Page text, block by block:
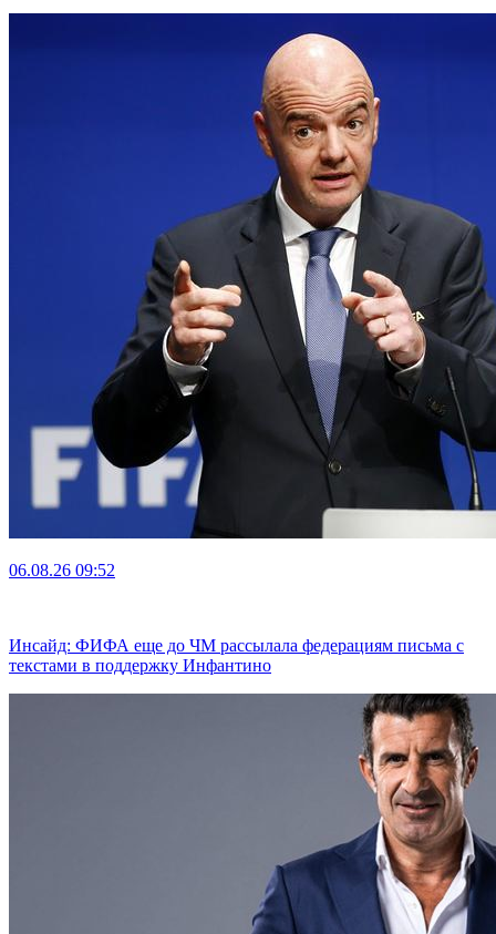
06.08.26 09:52
Инсайд: ФИФА еще до ЧМ рассылала федерациям письма с
текстами в поддержку Инфантино